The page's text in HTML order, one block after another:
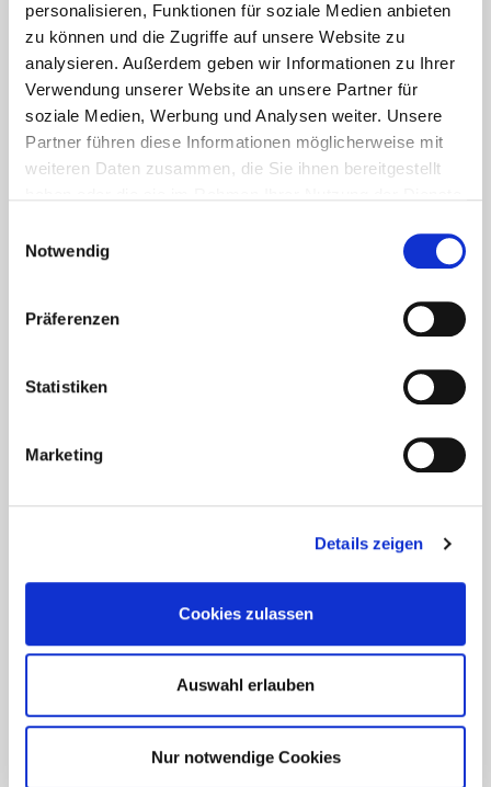
personalisieren, Funktionen für soziale Medien anbieten
zu können und die Zugriffe auf unsere Website zu
analysieren. Außerdem geben wir Informationen zu Ihrer
Verwendung unserer Website an unsere Partner für
soziale Medien, Werbung und Analysen weiter. Unsere
Partner führen diese Informationen möglicherweise mit
weiteren Daten zusammen, die Sie ihnen bereitgestellt
Notwendig
Präferenzen
Statistiken
Marketing
Details zeigen
Cookies zulassen
Auswahl erlauben
Nur notwendige Cookies
Coronavirus in Norwegen –